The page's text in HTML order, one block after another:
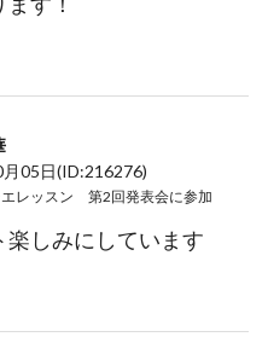
05日(ID:216276)
エレッスン 第2回発表会に参加
楽しみにしています